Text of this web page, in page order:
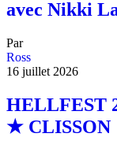
avec Nikki
Par
Ross
16 juillet 2026
HELLFEST
★ CLISSON